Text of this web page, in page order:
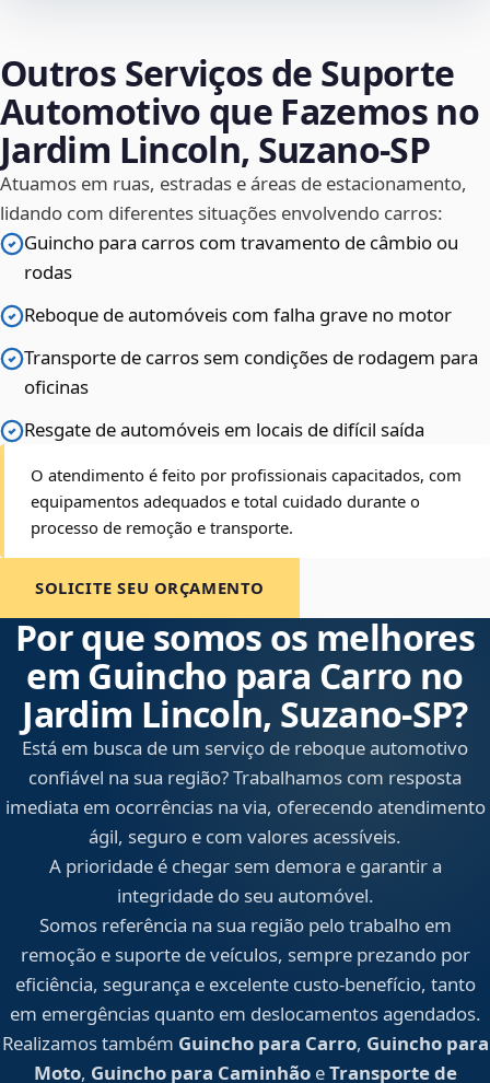
Outros Serviços de Suporte
Automotivo que Fazemos no
Jardim Lincoln, Suzano‑SP
Atuamos em ruas, estradas e áreas de estacionamento,
lidando com diferentes situações envolvendo carros:
Guincho para carros com travamento de câmbio ou
rodas
Reboque de automóveis com falha grave no motor
Transporte de carros sem condições de rodagem para
oficinas
Resgate de automóveis em locais de difícil saída
O atendimento é feito por profissionais capacitados, com
equipamentos adequados e total cuidado durante o
processo de remoção e transporte.
SOLICITE SEU ORÇAMENTO
Por que somos os melhores
em Guincho para Carro no
Jardim Lincoln, Suzano‑SP?
Está em busca de um serviço de reboque automotivo
confiável na sua região? Trabalhamos com resposta
imediata em ocorrências na via, oferecendo atendimento
ágil, seguro e com valores acessíveis.
A prioridade é chegar sem demora e garantir a
integridade do seu automóvel.
Somos referência na sua região pelo trabalho em
remoção e suporte de veículos, sempre prezando por
eficiência, segurança e excelente custo-benefício, tanto
em emergências quanto em deslocamentos agendados.
Realizamos também Guincho para Carro, Guincho para
Moto, Guincho para CaminhãoeTransporte de